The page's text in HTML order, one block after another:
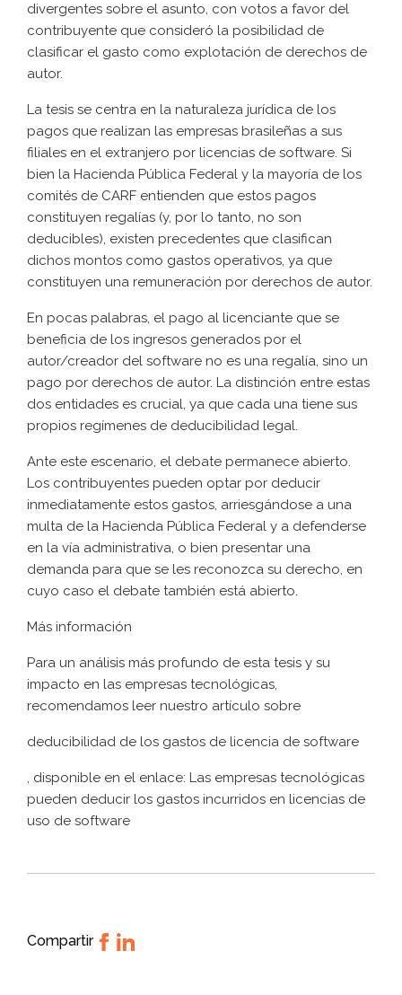
divergentes sobre el asunto, con votos a favor del
contribuyente que consideró la posibilidad de
clasificar el gasto como explotación de derechos de
autor.
La tesis se centra en la naturaleza jurídica de los
pagos que realizan las empresas brasileñas a sus
filiales en el extranjero por licencias de software. Si
bien la Hacienda Pública Federal y la mayoría de los
comités de CARF entienden que estos pagos
constituyen regalías (y, por lo tanto, no son
deducibles), existen precedentes que clasifican
dichos montos como gastos operativos, ya que
constituyen una remuneración por derechos de autor.
En pocas palabras, el pago al licenciante que se
beneficia de los ingresos generados por el
autor/creador del software no es una regalía, sino un
pago por derechos de autor. La distinción entre estas
dos entidades es crucial, ya que cada una tiene sus
propios regímenes de deducibilidad legal.
Ante este escenario, el debate permanece abierto.
Los contribuyentes pueden optar por deducir
inmediatamente estos gastos, arriesgándose a una
multa de la Hacienda Pública Federal y a defenderse
en la vía administrativa, o bien presentar una
demanda para que se les reconozca su derecho, en
cuyo caso el debate también está abierto.
Más información
Para un análisis más profundo de esta tesis y su
impacto en las empresas tecnológicas,
recomendamos leer nuestro artículo sobre
deducibilidad de los gastos de licencia de software
, disponible en el enlace: Las empresas tecnológicas
pueden deducir los gastos incurridos en licencias de
uso de software
Compartir